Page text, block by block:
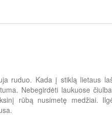
ruduo. Kada į stiklą lietaus
Nebegirdėti laukuose
rūbą nusimetę medžiai.